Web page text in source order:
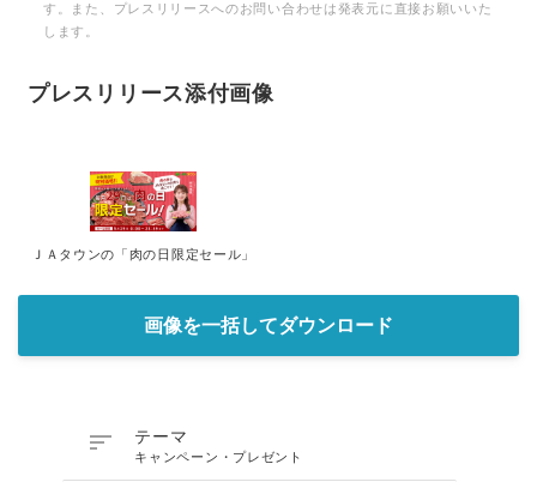
す。また、プレスリリースへのお問い合わせは発表元に直接お願いいた
します。
プレスリリース添付画像
ＪＡタウンの「肉の日限定セール」
画像を一括してダウンロード
 テーマ
キャンペーン・プレゼント